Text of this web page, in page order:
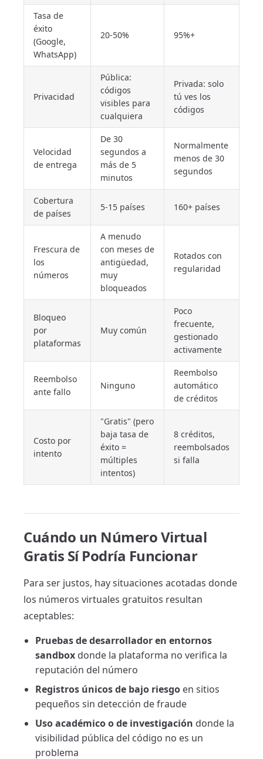
Tasa de
éxito
(Google,
WhatsApp)
20-50% 95%+
Privacidad
Pública:
códigos
visibles para
cualquiera
Privada: solo
tú ves los
códigos
Velocidad
de entrega
De 30
segundos a
más de 5
minutos
Normalmente
menos de 30
segundos
Cobertura
de países
5-15 países 160+ países
Frescura de
los
números
A menudo
con meses de
antigüedad,
muy
bloqueados
Rotados con
regularidad
Bloqueo
por
plataformas
Muy común
Poco
frecuente,
gestionado
activamente
Reembolso
ante fallo
Ninguno
Reembolso
automático
de créditos
Costo por
intento
"Gratis" (pero
baja tasa de
éxito =
múltiples
intentos)
8 créditos,
reembolsados
si falla
Cuándo un Número Virtual
Gratis Sí Podría Funcionar
Para ser justos, hay situaciones acotadas donde
los números virtuales gratuitos resultan
aceptables:
Pruebas de desarrollador en entornos
sandbox donde la plataforma no verifica la
reputación del número
Registros únicos de bajo riesgo en sitios
pequeños sin detección de fraude
Uso académico o de investigación donde la
visibilidad pública del código no es un
problema